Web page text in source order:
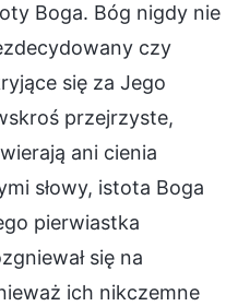
Boga. Bóg nigdy nie
czy
się za Jego
przejrzyste,
ani cienia
słowy, istota Boga
pierwiastka
się na
ich nikczemne